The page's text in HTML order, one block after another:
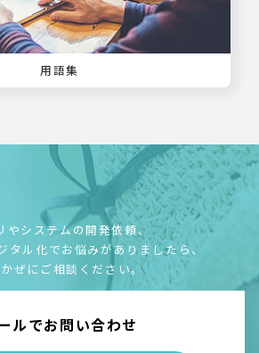
用語集
やシステムの開発依頼、
タル化でお悩みがありましたら、
ぜにご相談ください。
ルでお問い合わせ